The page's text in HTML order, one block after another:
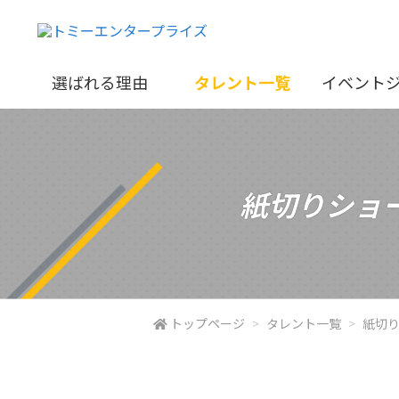
選ばれる理由 タレント一覧 イベント
紙切りショ
トップページ タレント一覧 紙切